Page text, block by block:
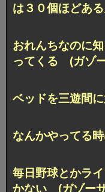
は３０個ほどあ
おれんちなのに
ってくる (ガゾ
ベッドを三遊間
なんかやってる
毎日野球とかラ
かない (ガゾー